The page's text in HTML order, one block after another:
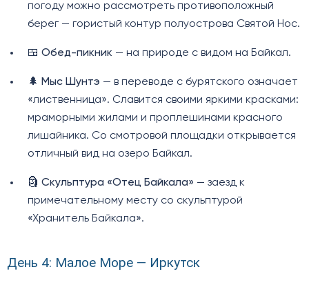
погоду можно рассмотреть противоположный
берег — гористый контур полуострова Святой Нос.
🍱 Обед-пикник— на природе с видом на Байкал.
🌲 Мыс Шунтэ — в переводе с бурятского означает
«лиственница». Славится своими яркими красками:
мраморными жилами и проплешинами красного
лишайника. Со смотровой площадки открывается
отличный вид на озеро Байкал.
🗿 Скульптура «Отец Байкала» — заезд к
примечательному месту со скульптурой
«Хранитель Байкала».
День 4: Малое Море — Иркутск